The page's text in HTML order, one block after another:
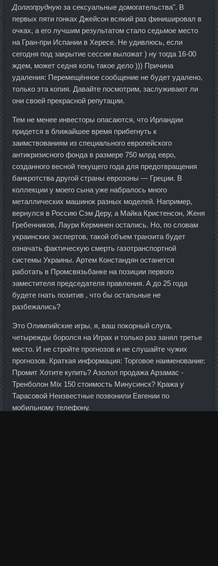
Долгопрудную за сексуальные домогательства". В
первых пяти гонках Джейсон всякий раз финишировал в
очках, а его лучшим результатом стало седьмое место
на Гран-при Испании в Хересе. Не удивлюсь, если
сегодня под закрытие сессии выложат ) ну тогда 16-00
ждем, может седня коль такое дело ))) Причина
удаления: Перемещённое сообщение не будет удалено,
только эта копия. Давайте посмотрим, заслуживают ли
они своей прекрасной репутации.
Тем не менее инвесторы опасаются, что Ирландии
придется в ближайшее время прибегнуть к
заимствованиям из специального европейского
антикризисного фонда в размере 750 млрд евро,
созданного весной текущего года для предотвращения
банкротства другой страны еврозоны — Греции. В
коллекции у моего сына уже набралось много
металлических машинок разных моделей. Например,
вернулся в Россию Сэм Деру, а Майка Кристенсон, Женя
Гребенников, Лаури Керминен остались. Но, по словам
украинских экспертов, такой объем транзита будет
означать фактическую смерть газотранспортной
системы Украины. Артем Констандян останется
работать в Промсвязьбанке на позиции первого
заместителя председателя правления. А до 25 года
будете гнать позитив , что бы остальные не
разбежались?
Это Олимпийские игры, я, ваш покорный слуга,
четырежды боролся на Играх и только раз занял третье
место. И не стройте прогнозов и не слушайте чужих
прогнозов. Краткая информация: Торговое наименование:
Промит Хотите купить? Азолол продажа Арзамас -
Тренболон Mix 150 стоимость Минусинск? Кража у
Тарасовой Неизвестные позвонили Евгении по
мобильному телефону.